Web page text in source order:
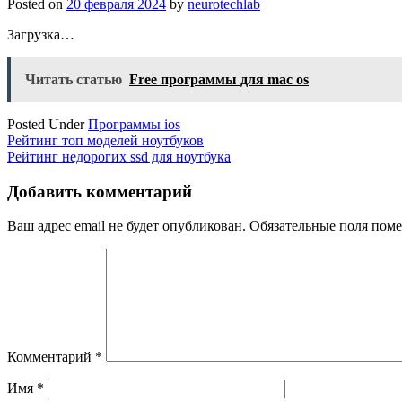
Posted on 20 февраля 2024 by neurotechlab
Загрузка…
Читать статью Free программы для mac os
Posted UnderПрограммы ios
Навигация
по
записям
Рейтинг топ моделей ноутбуков
Рейтинг недорогих ssd для ноутбука
Добавить комментарий
Ваш адрес email не будет опубликован. Обязательные поля
Комментарий *
Имя *